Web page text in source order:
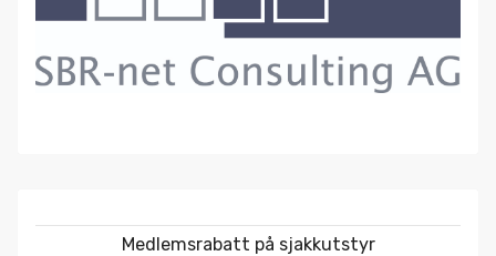
Medlemsrabatt på sjakkutstyr